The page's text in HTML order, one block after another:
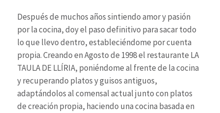
Después de muchos años sintiendo amor y pasión
por la cocina, doy el paso definitivo para sacar todo
lo que llevo dentro, estableciéndome por cuenta
propia. Creando en Agosto de 1998 el restaurante LA
TAULA DE LLÍRIA, poniéndome al frente de la cocina
y recuperando platos y guisos antiguos,
adaptándolos al comensal actual junto con platos
de creación propia, haciendo una cocina basada en